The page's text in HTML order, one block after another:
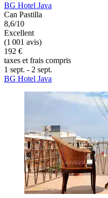
BG Hotel Java
Can Pastilla
8,6/10
Excellent
(1 001 avis)
192 €
taxes et frais compris
1 sept. - 2 sept.
BG Hotel Java